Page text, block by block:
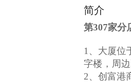
简介
第307家分
1、大厦位
字楼，周
2、创富港